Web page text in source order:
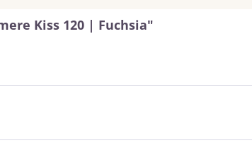
Kiss 120 | Fuchsia"